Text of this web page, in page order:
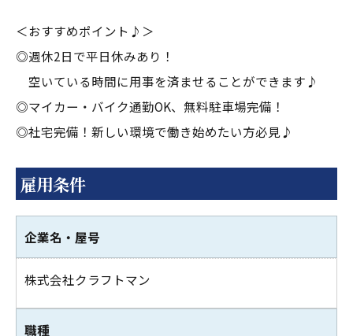
＜おすすめポイント♪＞
◎週休2日で平日休みあり！
空いている時間に用事を済ませることができます♪
◎マイカー・バイク通勤OK、無料駐車場完備！
◎社宅完備！新しい環境で働き始めたい方必見♪
雇用条件
企業名・屋号
株式会社クラフトマン
職種